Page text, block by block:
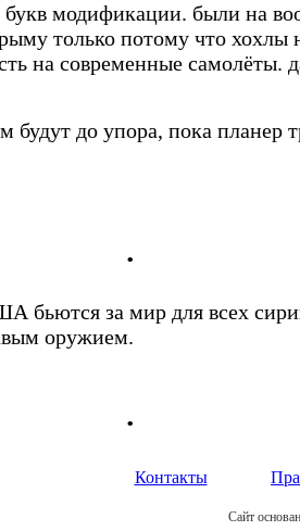
букв модификации. были на
только потому что хохлы
на современные самолёты.
будут до упора, пока планер
.
бьются за мир для всех
оружием.
.
Контакты
Сайт